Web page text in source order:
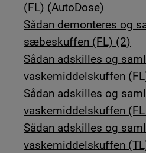
(FL) (AutoDose)
Sådan demonteres og
sæbeskuffen (FL) (2)
Sådan adskilles og
vaskemiddelskuffen
Sådan adskilles og
vaskemiddelskuffen
Sådan adskilles og
vaskemiddelskuffen